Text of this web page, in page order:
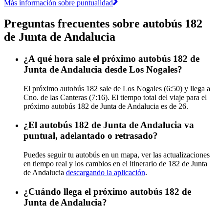
Más información sobre puntualidad
Preguntas frecuentes sobre autobús 182
de Junta de Andalucia
¿A qué hora sale el próximo autobús 182 de
Junta de Andalucia desde Los Nogales?
El próximo autobús 182 sale de Los Nogales (6:50) y llega a
Cno. de las Canteras (7:16). El tiempo total del viaje para el
próximo autobús 182 de Junta de Andalucia es de 26.
¿El autobús 182 de Junta de Andalucia va
puntual, adelantado o retrasado?
Puedes seguir tu autobús en un mapa, ver las actualizaciones
en tiempo real y los cambios en el itinerario de 182 de Junta
de Andalucia descargando la aplicación.
¿Cuándo llega el próximo autobús 182 de
Junta de Andalucia?